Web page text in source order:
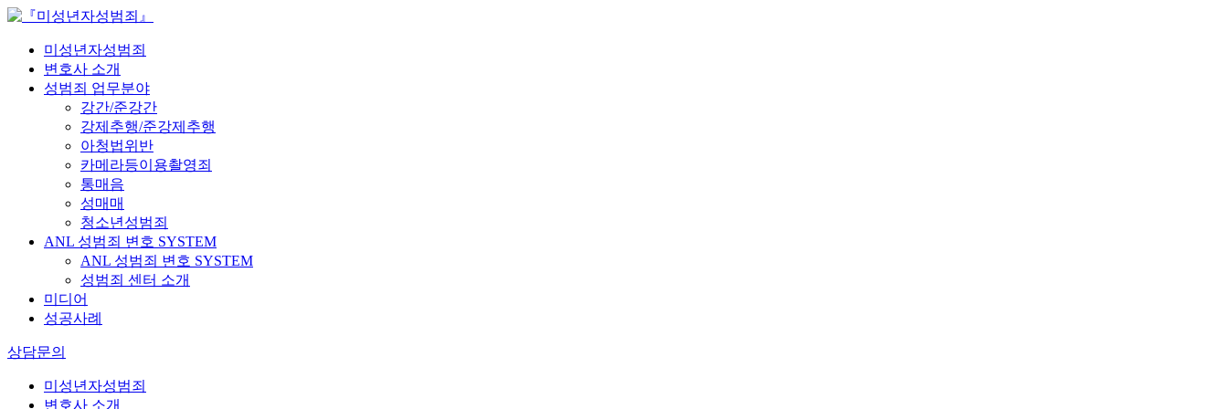
미성년자성범죄
변호사 소개
성범죄 업무분야
강간/준강간
강제추행/준강제추행
아청법위반
카메라등이용촬영죄
통매음
성매매
청소년성범죄
ANL 성범죄 변호 SYSTEM
ANL 성범죄 변호 SYSTEM
성범죄 센터 소개
미디어
성공사례
상담문의
미성년자성범죄
변호사 소개